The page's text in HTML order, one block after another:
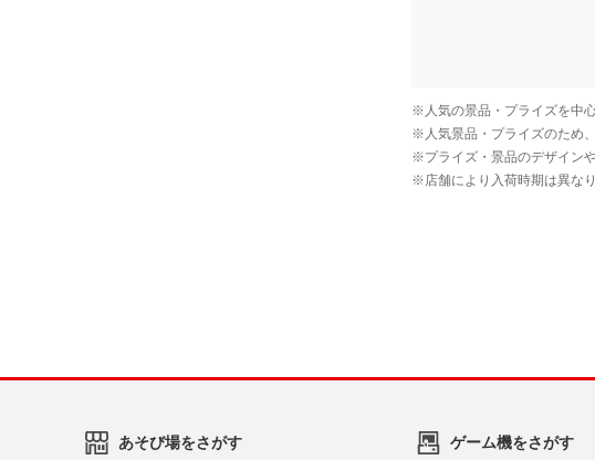
あそび場をさがす ゲーム機をさがす